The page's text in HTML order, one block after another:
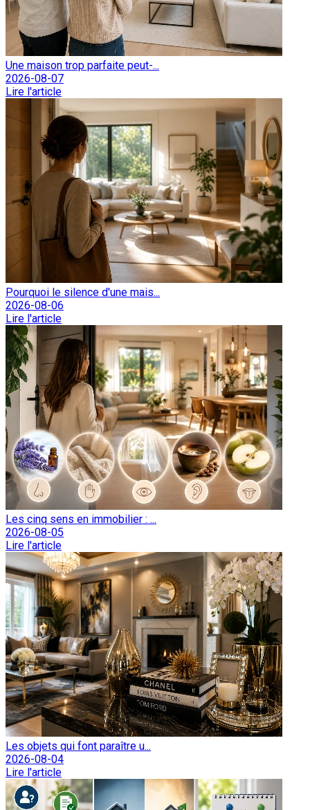
Une maison trop parfaite peut-...
2026-08-07
Lire l'article
Pourquoi le silence d'une mais...
2026-08-06
Lire l'article
Les cinq sens en immobilier : ...
2026-08-05
Lire l'article
Les objets qui font paraître u...
2026-08-04
Lire l'article